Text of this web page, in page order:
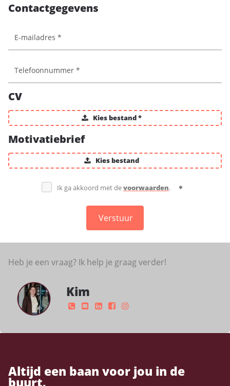
Heb je een vraag? Ik help je graag verder!
Kim
Contactgegevens
CV
Kies bestand *
Motivatiebrief
Kies bestand
Ik ga akkoord met devoorwaarden.
Verstuur
Altijd een baan voor jou in de
buurt.